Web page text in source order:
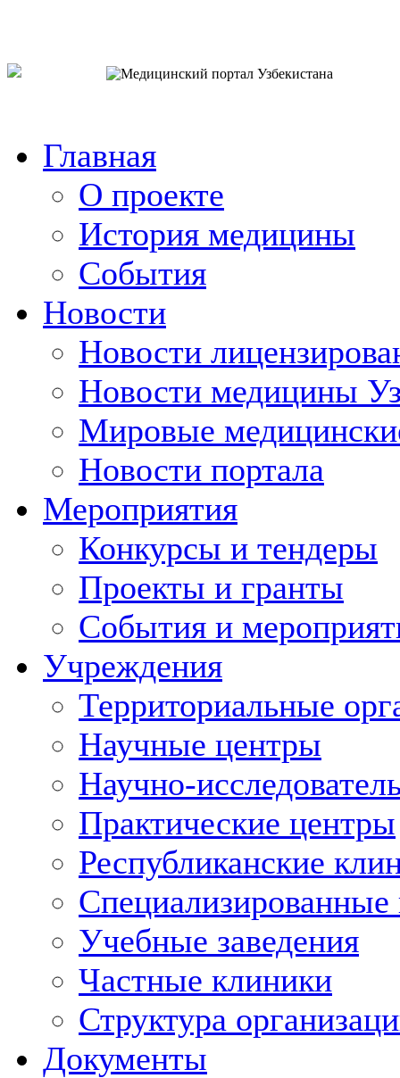
Главная
О проекте
История медицины
События
Новости
Новости
Новости медицины
Мировые
Новости портала
Мероприятия
Конкурсы и тендеры
Проекты и гранты
События и
Учреждения
Территориальные
Научные центры
Научно-
Практические центры
Республиканские
Учебные заведения
Частные клиники
Структура
Документы